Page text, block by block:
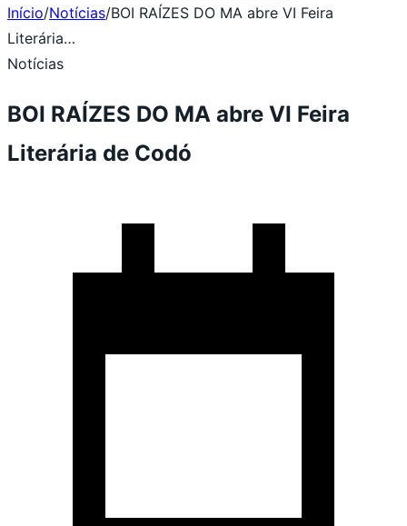
Início/Notícias/BOI RAÍZES DO MA abre VI Feira
Literária…
Notícias
BOI RAÍZES DO MA abre VI Feira
Literária de Codó